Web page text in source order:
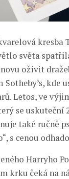
kresba
světa
oživit
Sotheby’s,
Letos, ve
se uskuteční
také ručně
s cenou
Harryho
krku čeká na